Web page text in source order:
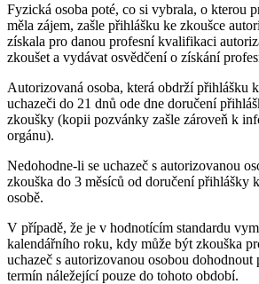
Fyzická osoba poté, co si vybrala, o kterou
měla zájem, zašle přihlášku ke zkoušce
získala pro danou profesní kvalifikaci
zkoušet a vydávat osvědčení o získání
Autorizovaná osoba, která obdrží přihlášku
uchazeči do 21 dnů ode dne doručení
zkoušky (kopii pozvánky zašle zároveň k
orgánu).
Nedohodne-li se uchazeč s autorizovanou
zkouška do 3 měsíců od doručení přihlášky
osobě.
V případě, že je v hodnotícím standardu
kalendářního roku, kdy může být zkouška
uchazeč s autorizovanou osobou
termín náležející pouze do tohoto období.